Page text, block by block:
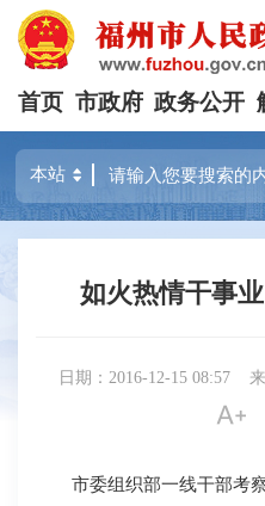
首页 市政府 政务公开
如火热情干事
日期：2016-12-15 08:57

市委组织部一线干部考